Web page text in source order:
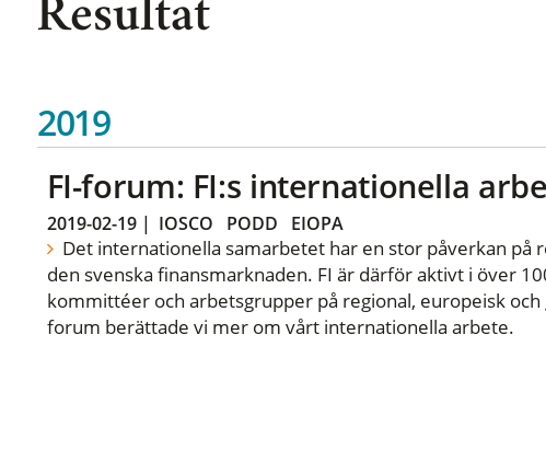
Resultat
2019
FI-forum: FI:s internationella
2019-02-19| IOSCO PODD EIOPA
Det internationella samarbetet har en stor påverkan på
den svenska finansmarknaden. FI är därför aktivt i över
kommittéer och arbetsgrupper på regional, europeisk och
forum berättade vi mer om vårt internationella arbete.